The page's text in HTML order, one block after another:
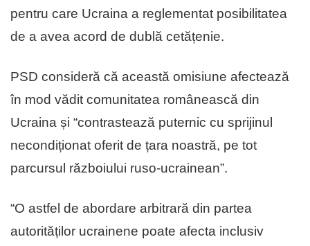
pentru care Ucraina a reglementat posibilitatea
de a avea acord de dublă cetățenie.
PSD consideră că această omisiune afectează
în mod vădit comunitatea românească din
Ucraina și “contrastează puternic cu sprijinul
necondiționat oferit de țara noastră, pe tot
parcursul războiului ruso-ucrainean”.
“O astfel de abordare arbitrară din partea
autorităților ucrainene poate afecta inclusiv